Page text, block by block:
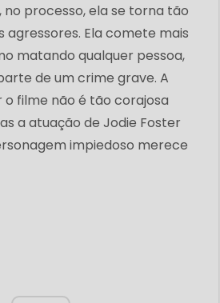
no processo, ela se torna tão
agressores. Ela comete mais
matando qualquer pessoa,
de um crime grave. A
filme não é tão corajosa
a atuação de Jodie Foster
impiedoso merece